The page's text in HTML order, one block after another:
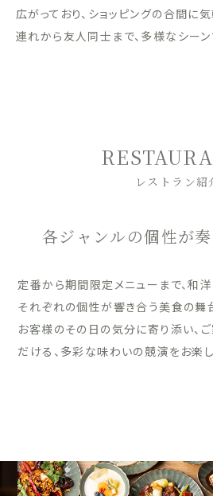
広がっており、ショッピングの合間に
連れから友人同士まで、多様なシーン
レストラン紹
各ジャンルの個性が
定番から期間限定メニューまで、和
それぞれの個性が響き合う美食の舞
お客様のその日の気分に寄り添い、
だける、多彩な味わいの競演をお楽